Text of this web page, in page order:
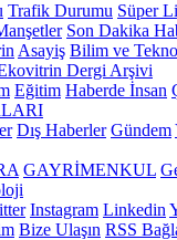
Trafik Durumu Süper
Son Dakika
Asayiş Bilim ve
Dergi Arşivi
Eğitim Haberde İnsan
Dış Haberler Gündem
GAYRİMENKUL
Instagram Linkedin
Bize Ulaşın RSS